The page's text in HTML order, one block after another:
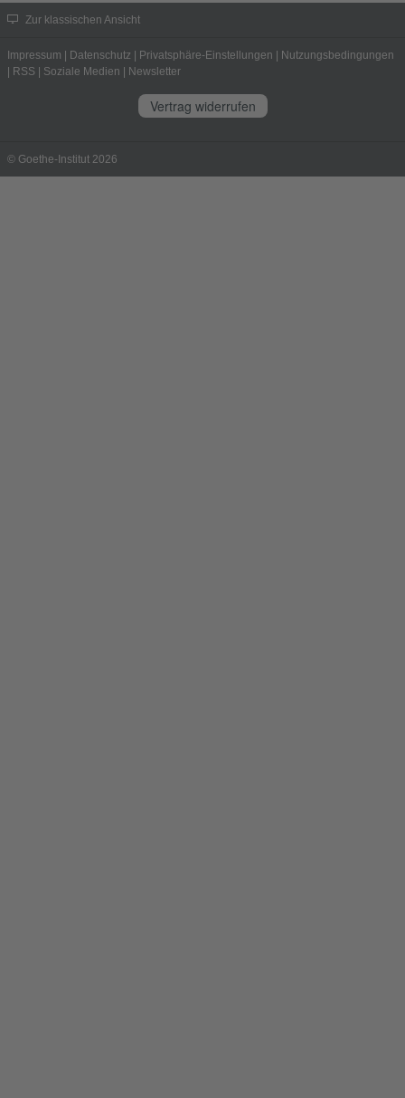
Zur klassischen Ansicht
Impressum | Datenschutz | Privatsphäre-Einstellungen | Nutzungsbedingungen
| RSS | Soziale Medien | Newsletter
Vertrag widerrufen
© Goethe-Institut 2026